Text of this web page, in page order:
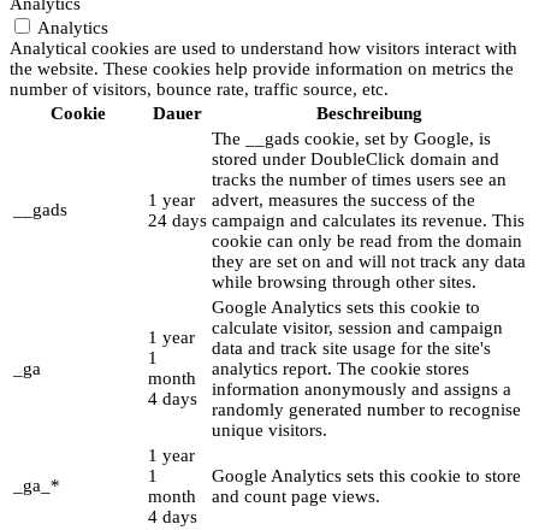
Analytics
Analytical cookies are used to understand how visitors interact with
the website. These cookies help provide information on metrics the
number of visitors, bounce rate, traffic source, etc.
Cookie
Dauer Beschreibung
__gads
1 year
24 days
The __gads cookie, set by Google, is
stored under DoubleClick domain and
tracks the number of times users see an
advert, measures the success of the
campaign and calculates its revenue. This
cookie can only be read from the domain
they are set on and will not track any data
while browsing through other sites.
_ga
1 year
1
month
4 days
Google Analytics sets this cookie to
calculate visitor, session and campaign
data and track site usage for the site's
analytics report. The cookie stores
information anonymously and assigns a
randomly generated number to recognise
unique visitors.
_ga_*
1 year
1
month
4 days
Google Analytics sets this cookie to store
and count page views.